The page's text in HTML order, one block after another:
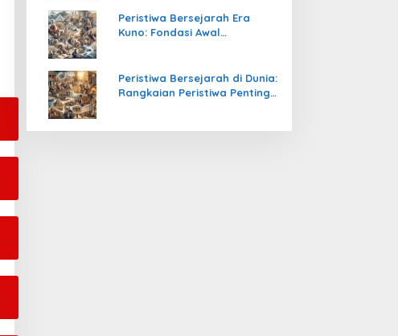
Peristiwa Bersejarah Era
Kuno: Fondasi Awal
Peristiwa Bersejarah di Dunia:
Rangkaian Peristiwa Penting